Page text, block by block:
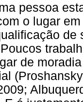
pessoa
o lugar
de